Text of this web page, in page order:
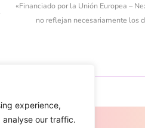
experience,
analyse our traffic.
«Financiado por la Unión Europea –
no reflejan necesariamente los